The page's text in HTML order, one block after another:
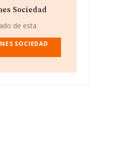
pertenecientes al
de euros y se estima
de 82 mil euros. En
base de datos de
de euros. Para
empleados de
Sociedad
de esta
SOCIEDAD